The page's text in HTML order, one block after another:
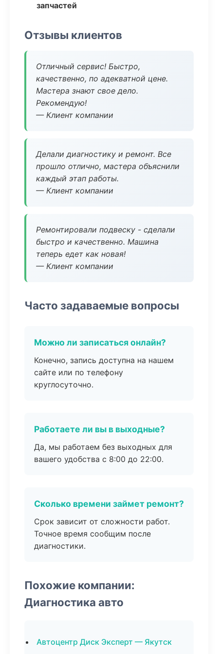
запчастей
Отзывы клиентов
Отличный сервис! Быстро,
качественно, по адекватной цене.
Мастера знают свое дело.
Рекомендую!
— Клиент компании
Делали диагностику и ремонт. Все
прошло отлично, мастера объяснили
каждый этап работы.
— Клиент компании
Ремонтировали подвеску - сделали
быстро и качественно. Машина
теперь едет как новая!
— Клиент компании
Часто задаваемые вопросы
Можно ли записаться онлайн?
Конечно, запись доступна на нашем
сайте или по телефону
круглосуточно.
Работаете ли вы в выходные?
Да, мы работаем без выходных для
вашего удобства с 8:00 до 22:00.
Сколько времени займет ремонт?
Срок зависит от сложности работ.
Точное время сообщим после
диагностики.
Похожие компании:
Диагностика авто
Автоцентр Диск Эксперт — Якутск